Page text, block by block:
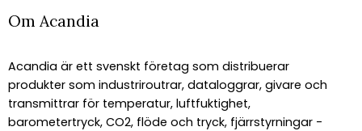
Om Acandia
Acandia är ett svenskt företag som distribuerar
produkter som industriroutrar, dataloggrar, givare och
transmittrar för temperatur, luftfuktighet,
barometertryck, CO2, flöde och tryck, fjärrstyrningar -